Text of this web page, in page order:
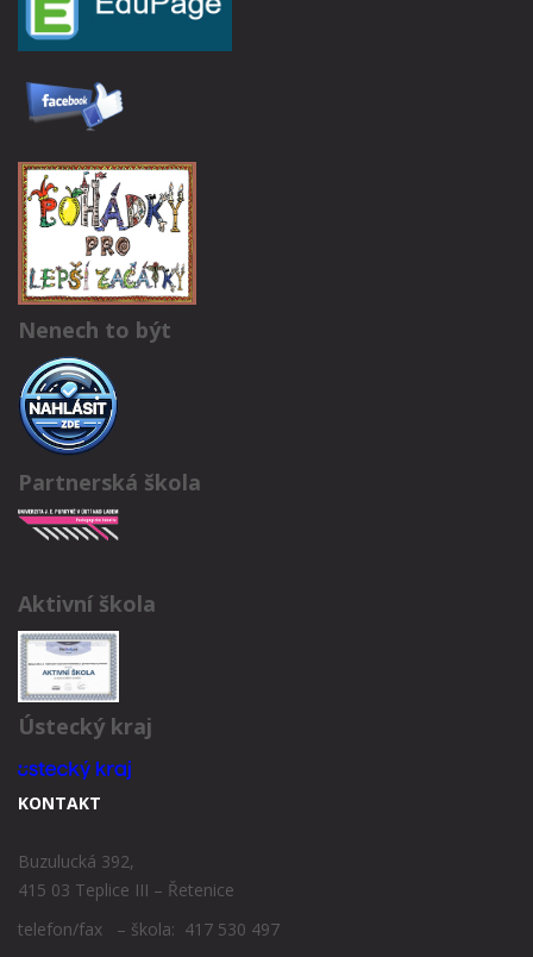
Nenech to být
Partnerská škola
Aktivní škola
Ústecký kraj
KONTAKT
Buzulucká 392,
415 03 Teplice III – Řetenice
telefon/fax – škola: 417 530 497